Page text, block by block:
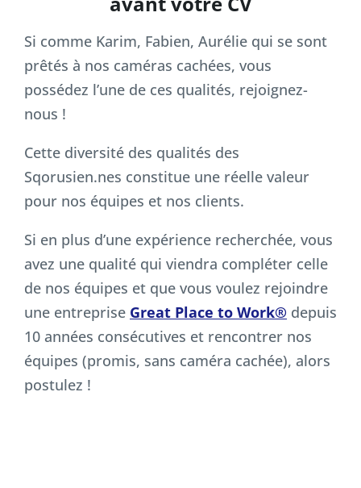
Si comme Karim, Fabien, Aurélie qui se sont
prêtés à nos caméras cachées, vous
possédez l’une de ces qualités, rejoignez-
nous !
Cette diversité des qualités des
Sqorusien.nes constitue une réelle valeur
pour nos équipes et nos clients.
Si en plus d’une expérience recherchée, vous
avez une qualité qui viendra compléter celle
de nos équipes et que vous voulez rejoindre
une entreprise Great Place to Work® depuis
10 années consécutives et rencontrer nos
équipes (promis, sans caméra cachée), alors
postulez !